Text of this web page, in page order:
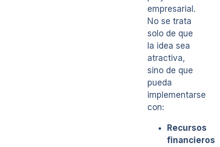
empresarial.
No se trata
solo de que
la idea sea
atractiva,
sino de que
pueda
implementarse
con:
Recursos
financieros